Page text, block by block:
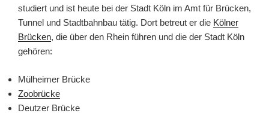
studiert und ist heute bei der Stadt Köln im Amt für Brücken,
Tunnel und Stadtbahnbau tätig. Dort betreut er die Kölner
Brücken, die über den Rhein führen und die der Stadt Köln
gehören:
Mülheimer Brücke
Zoobrücke
Deutzer Brücke